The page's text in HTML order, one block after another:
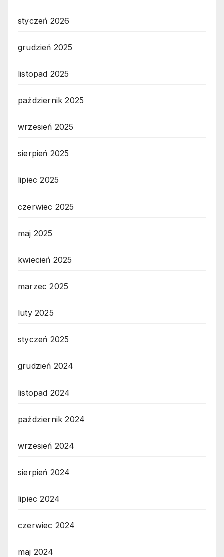
styczeń 2026
grudzień 2025
listopad 2025
październik 2025
wrzesień 2025
sierpień 2025
lipiec 2025
czerwiec 2025
maj 2025
kwiecień 2025
marzec 2025
luty 2025
styczeń 2025
grudzień 2024
listopad 2024
październik 2024
wrzesień 2024
sierpień 2024
lipiec 2024
czerwiec 2024
maj 2024